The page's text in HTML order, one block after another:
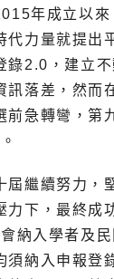
年成立以來
代力量就提出
錄2.0，建立不
訊落差，然而
前急轉彎，第
屆繼續努力，
力下，最終成
納入學者及
須納入申報登